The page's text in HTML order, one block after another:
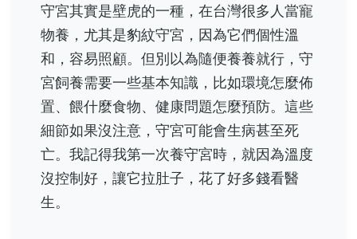
守宮其實是壁虎的一種，在台灣很多人當寵
物養，尤其是豹紋守宮，因為它們個性溫
和，容易照顧。但別以為隨便養養就行，守
宮飼養需要一些基本知識，比如環境怎麼佈
置、餵什麼食物、健康問題怎麼預防。這些
細節如果沒注意，守宮可能會生病甚至死
亡。我記得我第一次養守宮時，就因為溫度
沒控制好，讓它拉肚子，花了好多錢看醫
生。